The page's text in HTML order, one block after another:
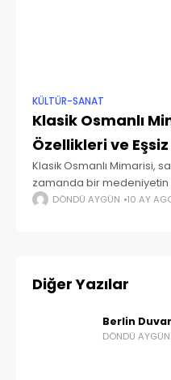
KÜLTÜR-SANAT
Klasik Osmanlı
Özellikleri ve
Klasik Osmanlı Mimarisi,
zamanda bir medeniyetin
anlayışını yansıtan büyük
DÖNDÜ AYGÜN 10 AY
Diğer Yazılar
Berlin
DÖNDÜ AYGÜN